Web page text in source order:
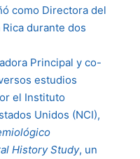
como Directora del
durante dos
Principal y co-
estudios
el Instituto
Unidos (NCI),
History Study, un